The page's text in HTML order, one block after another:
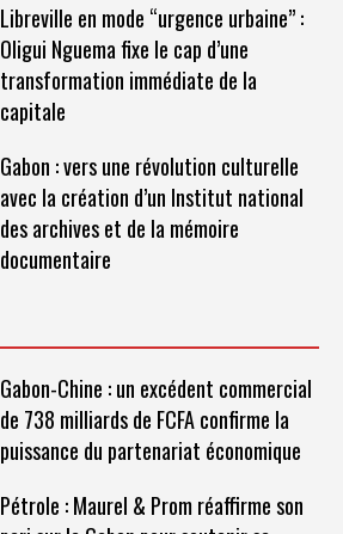
Libreville en mode “urgence urbaine” :
Oligui Nguema fixe le cap d’une
transformation immédiate de la
capitale
Gabon : vers une révolution culturelle
avec la création d’un Institut national
des archives et de la mémoire
documentaire
Gabon-Chine : un excédent commercial
de 738 milliards de FCFA confirme la
puissance du partenariat économique
Pétrole : Maurel & Prom réaffirme son